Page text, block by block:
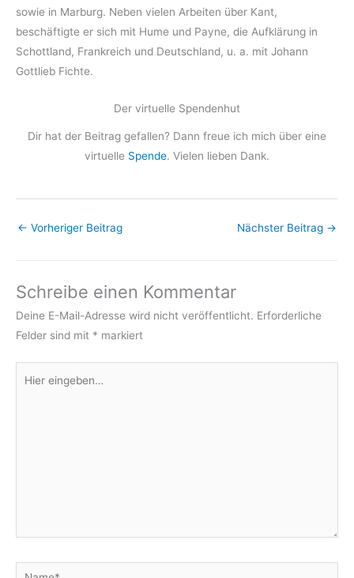
sowie in Marburg. Neben vielen Arbeiten über Kant,
beschäftigte er sich mit Hume und Payne, die Aufklärung in
Schottland, Frankreich und Deutschland, u. a. mit Johann
Gottlieb Fichte.
Der virtuelle Spendenhut
Dir hat der Beitrag gefallen? Dann freue ich mich über eine
virtuelle Spende. Vielen lieben Dank.
← Vorheriger Beitrag Nächster Beitrag →
Schreibe einen Kommentar
Deine E-Mail-Adresse wird nicht veröffentlicht. Erforderliche
Felder sind mit * markiert
eingeben…
Name*